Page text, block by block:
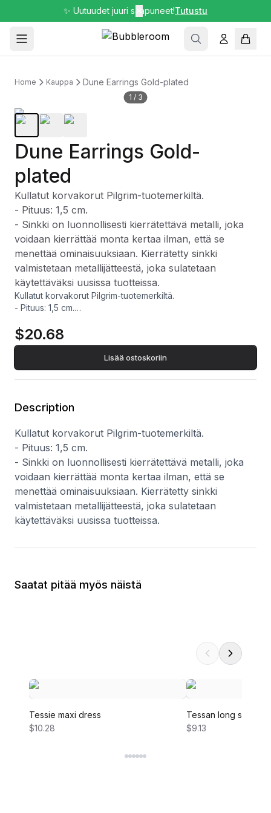
✨ Uutuudet juuri saapuneet!Tutustu
Home Kauppa Dune Earrings Gold-plated
1 / 3
Dune Earrings Gold-
plated
Kullatut korvakorut Pilgrim-tuotemerkiltä.
- Pituus: 1,5 cm.
- Sinkki on luonnollisesti kierrätettävä metalli, joka
voidaan kierrättää monta kertaa ilman, että se
menettää ominaisuuksiaan. Kierrätetty sinkki
valmistetaan metallijätteestä, joka sulatetaan
käytettäväksi uusissa tuotteissa.
Kullatut korvakorut Pilgrim-tuotemerkiltä.
- Pituus: 1,5 cm.
kierrättää monta kertaa ilman, että se menettää
ominaisuuksiaan. Kierrätetty sinkki valmistetaan
metallijätteestä, joka sulatetaan käytettäväksi uusissa
tuotteissa.
$20.68
Lisää ostoskoriin
Description
Kullatut korvakorut Pilgrim-tuotemerkiltä.
- Pituus: 1,5 cm.
- Sinkki on luonnollisesti kierrätettävä metalli, joka
voidaan kierrättää monta kertaa ilman, että se
menettää ominaisuuksiaan. Kierrätetty sinkki
valmistetaan metallijätteestä, joka sulatetaan
käytettäväksi uusissa tuotteissa.
Saatat pitää myös näistä
Tessie maxi dress
$10.28
Tessan long sleeve
$9.13